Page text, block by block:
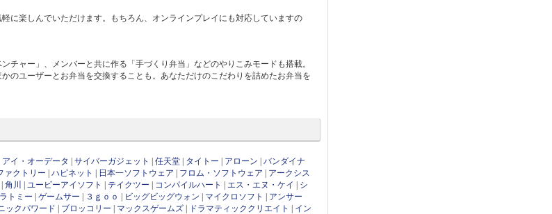
に楽しんでいただけます。もちろん、オンラインプレイにも対応していますの
ャー」、メンバーと共に作る「手づくり弁当」などのやりこみモードも搭載。
のユーザーとお弁当を交換することも。あなただけのこだわりを詰めたお弁当を
アイ・オーデータ |サイバーガジェット |任天堂 タイトー アローン |バンダイナ
ァクトリー |ハピネット 日本一ソフトウェア フロム・ソフトウェア
アークシス
|角川 |ユービーアイソフト テイクツー コンパイルハート エス・エヌ・ケイ
シ
トミー |ゲームサー ３ｇｏｏ ビッグビッグウォン マイクロソフト
アンサー
ックパワード ブロッコリー マックスゲームズ ドラマティッククリエイト
イン